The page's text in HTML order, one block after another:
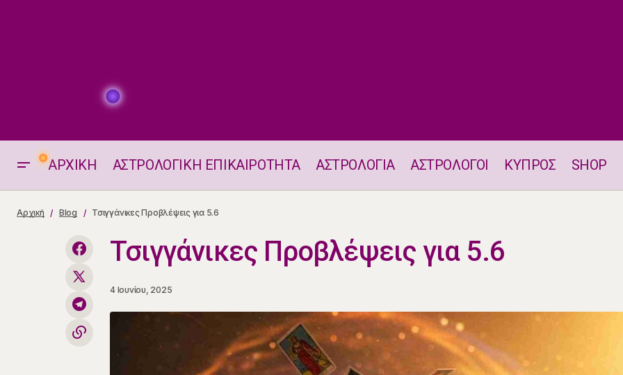
ΑΡΧΙΚΗ ΑΣΤΡΟΛΟΓΙΚΗ ΕΠΙΚΑΙΡΟΤΗΤΑ ΑΣΤΡΟΛΟΓΙΑ ΑΣΤΡΟΛΟΓΟΙ ΚΥΠΡΟΣ SHOP
Αισθηματικά Ταρώ 5.6.2025
Αρχική Blog Τσιγγάνικες Προβλέψεις για 5.6
Τσιγγάνικες Προβλέψεις για 5.6
4 Ιουνίου, 2025